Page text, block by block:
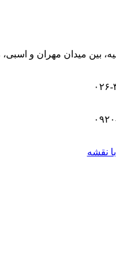
بین میدان مهران و
نقشه